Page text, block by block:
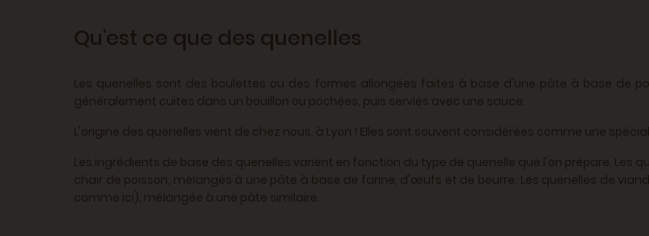
Qu'est ce que des quenelles
Les quenelles sont des boulettes ou des formes allongées faites à base d'une pâte à base de
généralement cuites dans un bouillon ou pochées, puis servies avec une sauce.
L'origine des quenelles vient de chez nous, à Lyon ! Elles sont souvent considérées comme une
Les ingrédients de base des quenelles varient en fonction du type de quenelle que l'on prépare. Les
chair de poisson, mélangés à une pâte à base de farine, d'œufs et de beurre. Les quenelles de
comme ici), mélangée à une pâte similaire.